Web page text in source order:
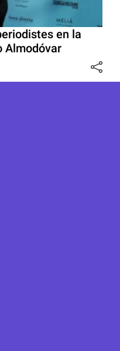
en la
Almodóvar